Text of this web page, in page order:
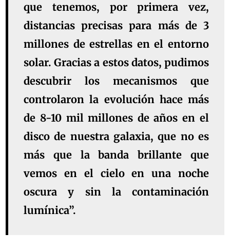
que tenemos, por primera vez,
distancias precisas para más de 3
millones de estrellas en el entorno
solar. Gracias a estos datos, pudimos
descubrir los mecanismos que
controlaron la evolución hace más
de 8-10 mil millones de años en el
disco de nuestra galaxia, que no es
más que la banda brillante que
vemos en el cielo en una noche
oscura y sin la contaminación
lumínica”.